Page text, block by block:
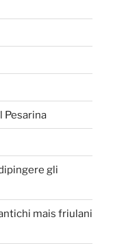
Pesarina
gli
mais friulani